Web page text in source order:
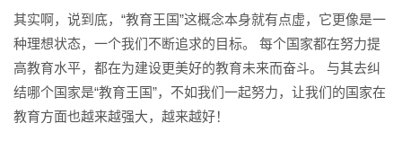
其实啊，说到底，“教育王国”这概念本身就有点虚，它更像是一
种理想状态，一个我们不断追求的目标。 每个国家都在努力提
高教育水平，都在为建设更美好的教育未来而奋斗。 与其去纠
结哪个国家是“教育王国”，不如我们一起努力，让我们的国家在
教育方面也越来越强大，越来越好！